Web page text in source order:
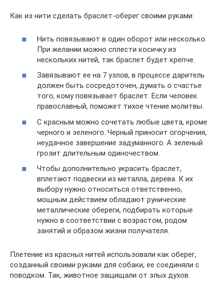
Как из нити сделать браслет-оберег своими руками:
Нить повязывают в один оборот или несколько.
При желании можно сплести косичку из
нескольких нитей, так браслет будет крепче.
Завязывают ее на 7 узлов, в процессе даритель
должен быть сосредоточен, думать о счастье
того, кому повязывает браслет. Если человек
православный, поможет тихое чтение молитвы.
С красным можно сочетать любые цвета, кроме
черного и зеленого. Черный приносит огорчения,
неудачное завершение задуманного. А зеленый
грозит длительным одиночеством.
Чтобы дополнительно украсить браслет,
вплетают подвески из металла, дерева. К их
выбору нужно относиться ответственно,
мощным действием обладают рунические
металлические обереги, подбирать которые
нужно в соответствии с возрастом, родом
занятий и образом жизни получателя.
Плетение из красных нитей использовали как оберег,
созданный своими руками для собаки, ее соединяли с
поводком. Так, животное защищали от злых духов.